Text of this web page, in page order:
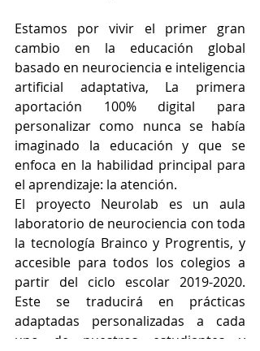
Estamos por vivir el primer gran
cambio en la educación global
basado en neurociencia e inteligencia
artificial adaptativa, La primera
aportación 100% digital para
personalizar como nunca se había
imaginado la educación y que se
enfoca en la habilidad principal para
el aprendizaje: la atención.
El proyecto Neurolab es un aula
laboratorio de neurociencia con toda
la tecnología Brainco y Progrentis, y
accesible para todos los colegios a
partir del ciclo escolar 2019-2020.
Este se traducirá en prácticas
adaptadas personalizadas a cada
uno de nuestros estudiantes y